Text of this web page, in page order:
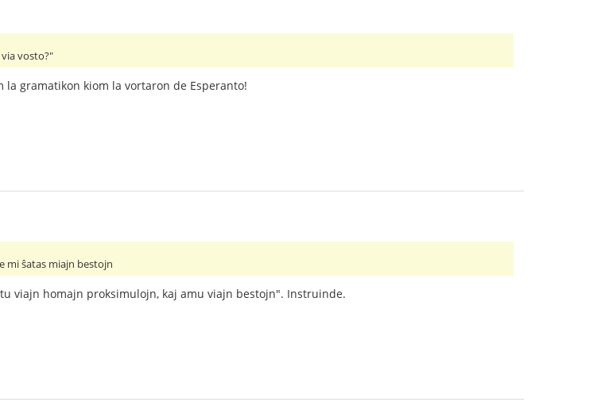
vosto?"
gramatikon kiom la vortaron de Esperanto!
mi ŝatas miajn bestojn
viajn homajn proksimulojn, kaj amu viajn bestojn". Instruinde.